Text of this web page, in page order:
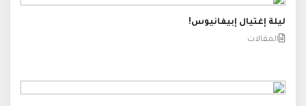
ليلة إغتيال إبيفانيوس!
المقالات